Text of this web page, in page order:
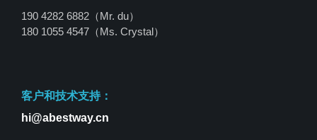
190 4282 6882（Mr. du）
180 1055 4547 （Ms. Crystal）
客户和技术支持：
hi@abestway.cn